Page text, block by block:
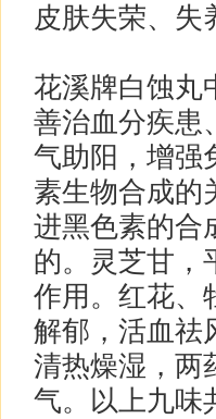
皮肤失荣、失
花溪牌白蚀丸
善治血分疾患
气助阳，增强
素生物合成的
进黑色素的合
的。灵芝甘，
作用。红花、
解郁，活血祛
清热燥湿，两
气。以上九味